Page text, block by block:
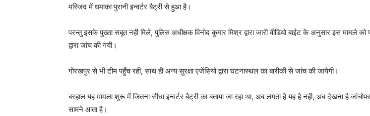
मस्जिद में धमाका पुरानी इन्वर्टर बैट्री से हुआ है।
परन्तु इसके पुख्ता सबूत नही मिले, पुलिस अधीक्षक विनोद कुमार मिश्र द्वारा जारी वीडियो बाईट के अनुसार इस मामले को
द्वारा जांच की गयी।
गोरखपुर से भी टीम पहुँच रही, साथ ही अन्य सुरक्षा एजेंसियों द्वारा घटनास्थल का बारीकी से जांच की जायेगी।
बरहाल यह मामला शुरू में जितना सीधा इन्वर्टर बैट्री का बताया जा रहा था, अब लगता है यह है नही, अब देखना है
सामने आता है।